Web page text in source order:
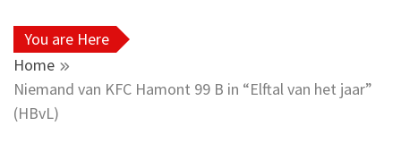
You are Here
Home
Niemand van KFC Hamont 99 B in “Elftal van het jaar”
(HBvL)